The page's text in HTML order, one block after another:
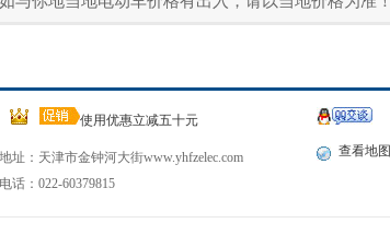
使用优惠立减五十元
地址：天津市金钟河大街www.yhfzelec.com
电话：022-60379815
查看地图